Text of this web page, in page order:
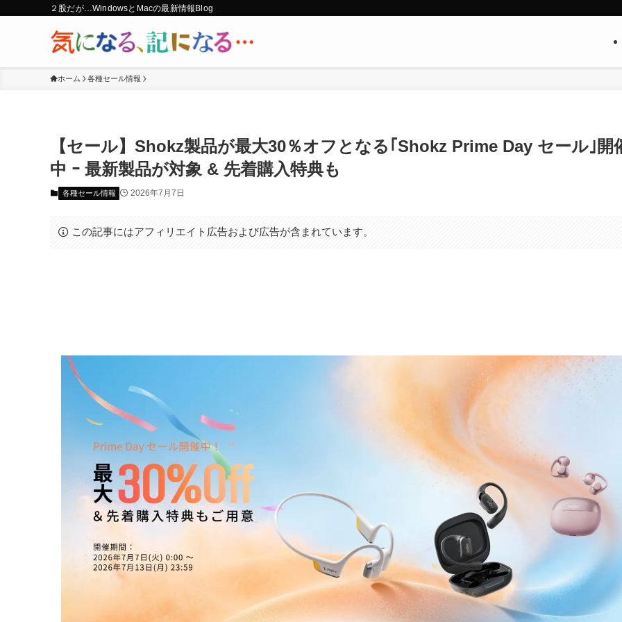
２股だが…WindowsとMacの最新情報Blog
ホーム 各種セール情報
【セール】Shokz製品が最大30％オフとなる｢Shokz Prime Day セール｣開
中 ｰ 最新製品が対象 & 先着購入特典も
各種セール情報 2026年7月7日
この記事にはアフィリエイト広告および広告が含まれています。